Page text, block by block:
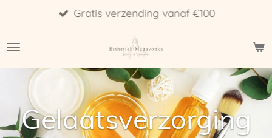
naar
hoofdinhoud
Gratis verzending vanaf €100
Gelaatsverzorging